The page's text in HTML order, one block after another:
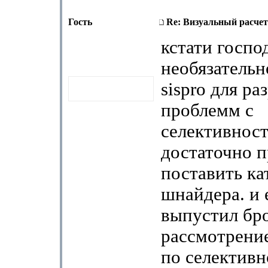
Гость Re: Визуальный
кстати
sispro для
проблемм с
достаточно
поставить
шнайдера. и
выпустил
по